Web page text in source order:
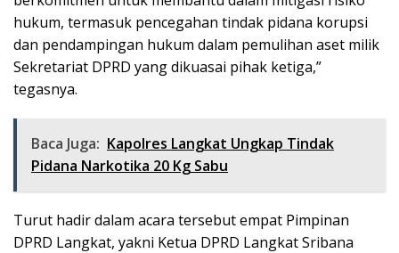
hukum, termasuk pencegahan tindak pidana korupsi
dan pendampingan hukum dalam pemulihan aset milik
Sekretariat DPRD yang dikuasai pihak ketiga,”
tegasnya.
Baca Juga: Kapolres Langkat Ungkap Tindak
Pidana Narkotika 20 Kg Sabu
Turut hadir dalam acara tersebut empat Pimpinan
DPRD Langkat, yakni Ketua DPRD Langkat Sribana